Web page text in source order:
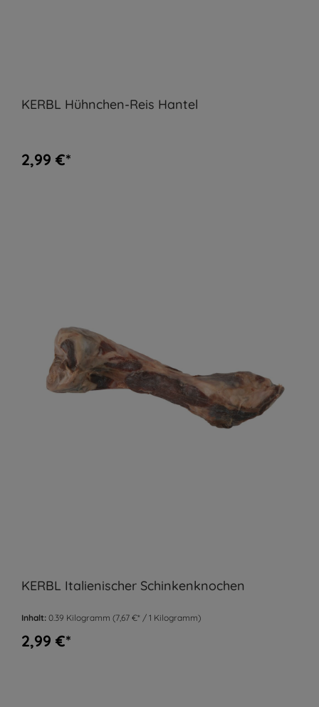
KERBL Hühnchen-Reis Hantel
2,99 €*
KERBL Italienischer Schinkenknochen
Inhalt: 0.39 Kilogramm (7,67 €* / 1 Kilogramm)
2,99 €*